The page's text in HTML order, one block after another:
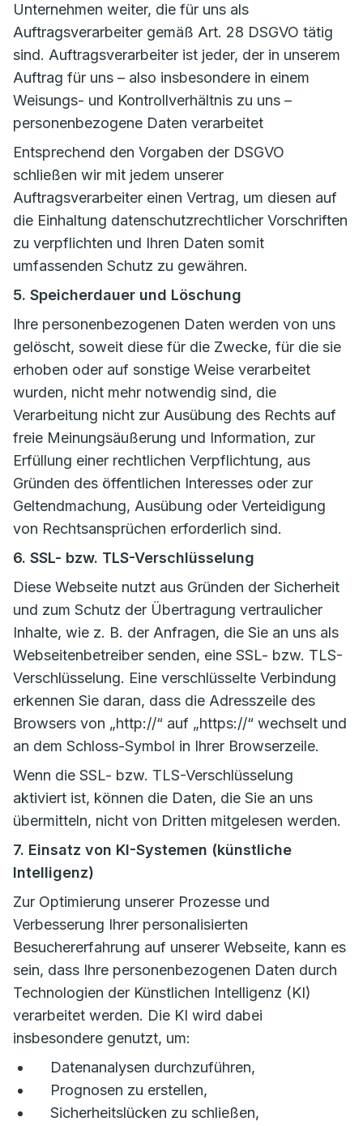
Unternehmen weiter, die für uns als
Auftragsverarbeiter gemäß Art. 28 DSGVO tätig
sind. Auftragsverarbeiter ist jeder, der in unserem
Auftrag für uns – also insbesondere in einem
Weisungs- und Kontrollverhältnis zu uns –
personenbezogene Daten verarbeitet
Entsprechend den Vorgaben der DSGVO
schließen wir mit jedem unserer
Auftragsverarbeiter einen Vertrag, um diesen auf
die Einhaltung datenschutzrechtlicher Vorschriften
zu verpflichten und Ihren Daten somit
umfassenden Schutz zu gewähren.
5. Speicherdauer und Löschung
Ihre personenbezogenen Daten werden von uns
gelöscht, soweit diese für die Zwecke, für die sie
erhoben oder auf sonstige Weise verarbeitet
wurden, nicht mehr notwendig sind, die
Verarbeitung nicht zur Ausübung des Rechts auf
freie Meinungsäußerung und Information, zur
Erfüllung einer rechtlichen Verpflichtung, aus
Gründen des öffentlichen Interesses oder zur
Geltendmachung, Ausübung oder Verteidigung
von Rechtsansprüchen erforderlich sind.
6. SSL- bzw. TLS-Verschlüsselung
Diese Webseite nutzt aus Gründen der Sicherheit
und zum Schutz der Übertragung vertraulicher
Inhalte, wie z. B. der Anfragen, die Sie an uns als
Webseitenbetreiber senden, eine SSL- bzw. TLS-
Verschlüsselung. Eine verschlüsselte Verbindung
erkennen Sie daran, dass die Adresszeile des
Browsers von „http://“ auf „https://“ wechselt und
an dem Schloss-Symbol in Ihrer Browserzeile.
Wenn die SSL- bzw. TLS-Verschlüsselung
aktiviert ist, können die Daten, die Sie an uns
übermitteln, nicht von Dritten mitgelesen werden.
7. Einsatz von KI-Systemen (künstliche
Intelligenz)
Zur Optimierung unserer Prozesse und
Verbesserung Ihrer personalisierten
Besuchererfahrung auf unserer Webseite, kann es
sein, dass Ihre personenbezogenen Daten durch
Technologien der Künstlichen Intelligenz (KI)
verarbeitet werden. Die KI wird dabei
insbesondere genutzt, um:
Datenanalysen durchzuführen,
Prognosen zu erstellen,
Sicherheitslücken zu schließen,